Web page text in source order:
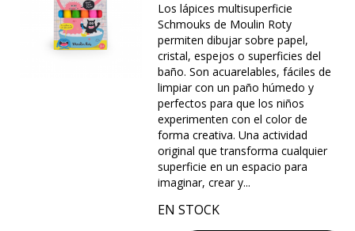
Los lápices multisuperficie
Schmouks de Moulin Roty
permiten dibujar sobre papel,
cristal, espejos o superficies del
baño. Son acuarelables, fáciles de
limpiar con un paño húmedo y
perfectos para que los niños
experimenten con el color de
forma creativa. Una actividad
original que transforma cualquier
superficie en un espacio para
imaginar, crear y...
EN STOCK